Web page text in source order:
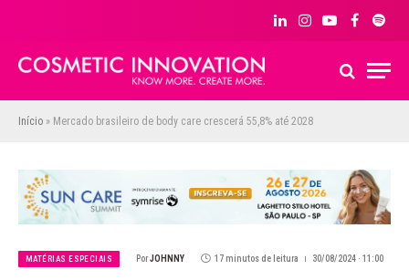
LinkedInInstagram
YouTubeFacebook
Início » Mercado brasileiro de body care crescerá 55,8% até 2028
MATÉRIAS ESPECIAIS PorJOHNNY 17 minutos de leitura 30/08/2024 · 11:00